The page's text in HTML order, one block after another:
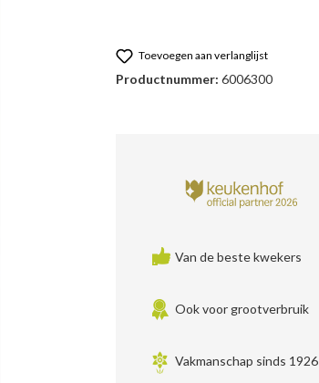
Toevoegen aan verlanglijst
Productnummer: 6006300
Van de beste kwekers
Ook voor grootverbruik
Vakmanschap sinds 1926